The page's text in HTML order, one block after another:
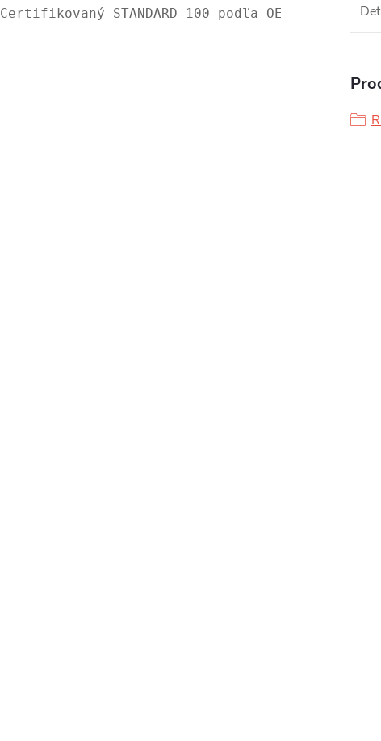
Certifikovaný STANDARD 100 podľa OEKO-TEX®N°